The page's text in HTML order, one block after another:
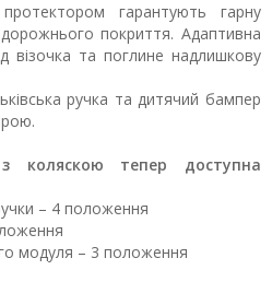
гарантують гарну
покриття. Адаптивна
візочка та поглине надлишкову
ручка та дитячий бампер
коляскою тепер доступна
– 4 положення
модуля – 3 положення